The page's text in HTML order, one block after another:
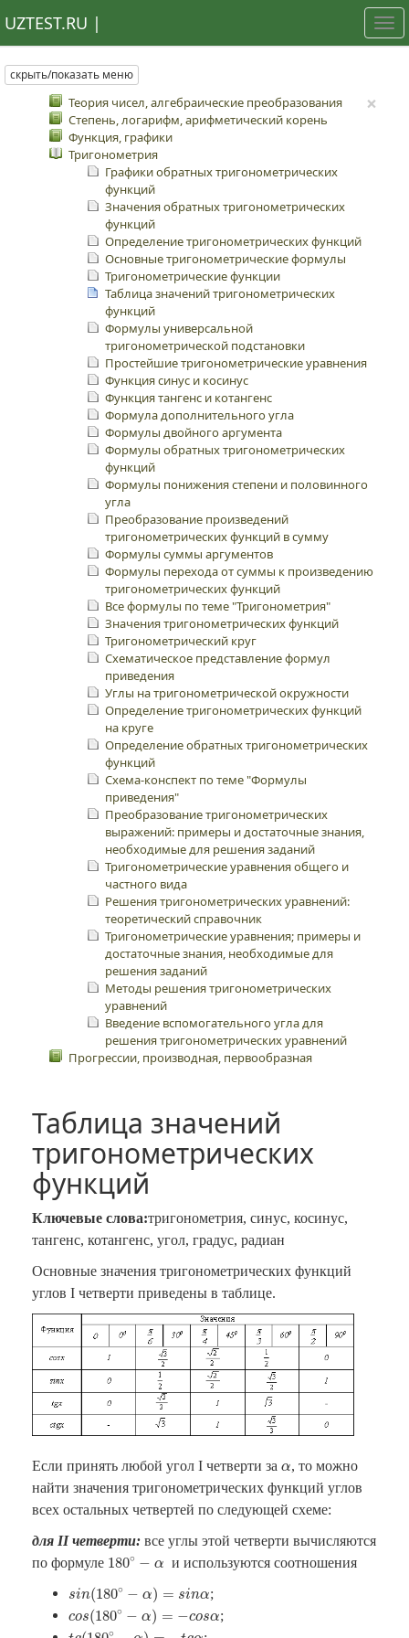
UZTEST.RU |
скрыть/показать меню
×
Теория чисел, алгебраические преобразования
Степень, логарифм, арифметический корень
Функция, графики
Тригонометрия
Графики обратных тригонометрических
функций
Значения обратных тригонометрических
функций
Определение тригонометрических функций
Основные тригонометрические формулы
Тригонометрические функции
Таблица значений тригонометрических
функций
Формулы универсальной
тригонометрической подстановки
Простейшие тригонометрические уравнения
Функция синус и косинус
Функция тангенс и котангенс
Формула дополнительного угла
Формулы двойного аргумента
Формулы обратных тригонометрических
функций
Формулы понижения степени и половинного
угла
Преобразование произведений
тригонометрических функций в сумму
Формулы суммы аргументов
Формулы перехода от суммы к произведению
тригонометрических функций
Все формулы по теме "Тригонометрия"
Значения тригонометрических функций
Тригонометрический круг
Схематическое представление формул
приведения
Углы на тригонометрической окружности
Определение тригонометрических функций
на круге
Определение обратных тригонометрических
функций
Схема-конспект по теме "Формулы
приведения"
Преобразование тригонометрических
выражений: примеры и достаточные знания,
необходимые для решения заданий
Тригонометрические уравнения общего и
частного вида
Решения тригонометрических уравнений:
теоретический справочник
Тригонометрические уравнения; примеры и
достаточные знания, необходимые для
решения заданий
Методы решения тригонометрических
уравнений
Введение вспомогательного угла для
решения тригонометрических уравнений
Прогрессии, производная, первообразная
Таблица значений
тригонометрических
функций
Ключевые слова:тригонометрия, синус, косинус,
тангенс, котангенс, угол, градус, радиан
Основные значения тригонометрических функций
углов I четверти приведены в таблице.
Если принять любой угол I четверти за α
α , то можно
найти значения тригонометрических функций углов
всех остальных четвертей по следующей схеме:
для IIчетверти: все углы этой четверти вычисляются
по формуле 180∘ − α
180∘ и используются соотношения
sin(180∘ − α) = sinα
n 180∘− si ;
cos(180∘ − α) = −cosα
(180∘ − ;
∘
tg (180∘ − t